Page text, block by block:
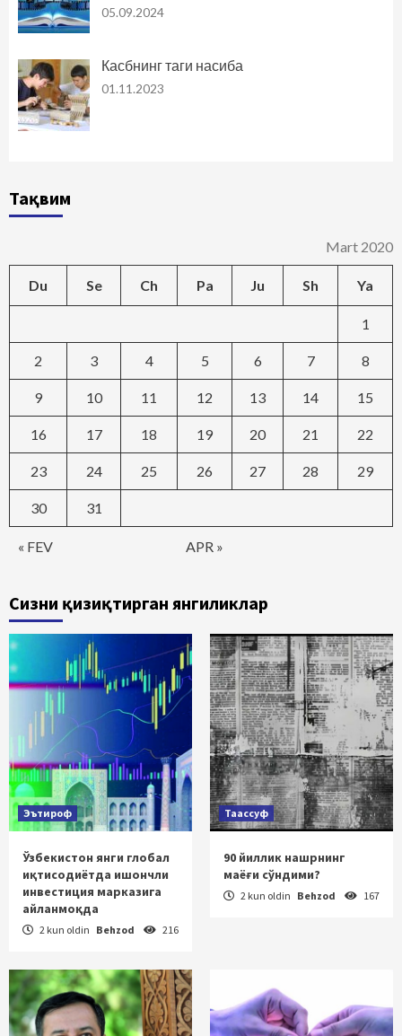
05.09.2024
Касбнинг таги насиба
01.11.2023
Тақвим
Mart 2020
Du Se Ch Pa Ju Sh Ya
« FEV APR »
1
2 3 4 5 6 7 8
9 10 11 12 13 14 15
16 17 18 19 20 21 22
23 24 25 26 27 28 29
30 31
Сизни қизиқтирган янгиликлар
Эътироф
Ўзбекистон янги глобал
иқтисодиётда ишончли
инвестиция марказига
айланмоқда
2 kun oldin Behzod 216
Таассуф
90 йиллик нашрнинг
маёғи сўндими?
2 kun oldin Behzod 167